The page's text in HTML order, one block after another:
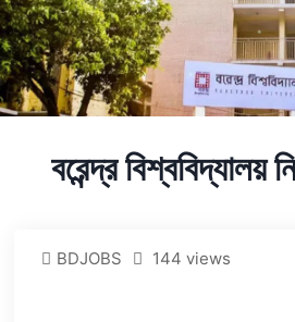
বরেন্দ্র বিশ্ববিদ্যালয়
BDJOBS 144 views
FORUM